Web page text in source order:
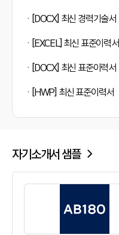
[DOCX] 최신 경력기술서
[EXCEL] 최신 표준이력서
[DOCX] 최신 표준이력서
[HWP] 최신 표준이력서
자기소개서 샘플